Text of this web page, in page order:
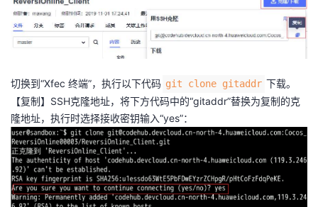
切换到“Xfec 终端”，执行以下代码 git clone gitaddr 下载。
【复制】SSH克隆地址，将下方代码中的“gitaddr”替换为复制的克
隆地址，执行时选择接收密钥输入“yes”：